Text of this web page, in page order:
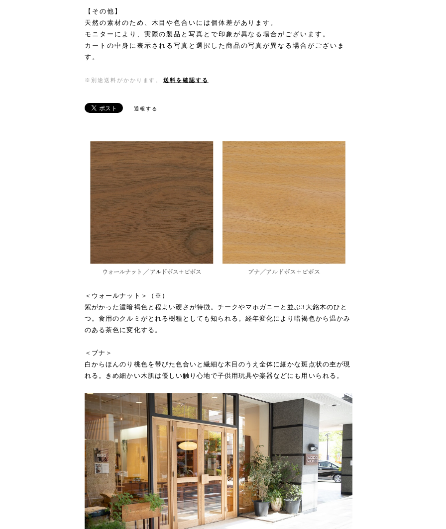
【その他】
天然の素材のため、木目や色合いには個体差があります。
モニターにより、実際の製品と写真とで印象が異なる場合がございます。
カートの中身に表示される写真と選択した商品の写真が異なる場合がございま
す。
※別途送料がかかります。 送料を確認する
通報する
＜ウォールナット＞（※）
紫がかった濃暗褐色と程よい硬さが特徴。チークやマホガニーと並ぶ3大銘木のひと
つ。食用のクルミがとれる樹種としても知られる。経年変化により暗褐色から温かみ
のある茶色に変化する。
＜ブナ＞
白からほんのり桃色を帯びた色合いと繊細な木目のうえ全体に細かな斑点状の杢が現
れる。きめ細かい木肌は優しい触り心地で子供用玩具や楽器などにも用いられる。